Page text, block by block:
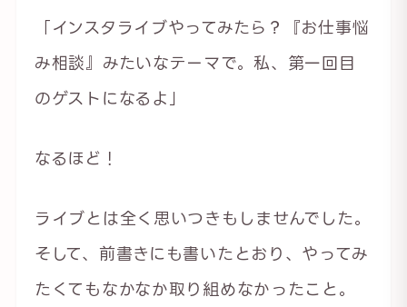
「インスタライブやってみたら？『お仕事悩
み相談』みたいなテーマで。私、第一回目
のゲストになるよ」
なるほど！
ライブとは全く思いつきもしませんでした。
そして、前書きにも書いたとおり、やってみ
たくてもなかなか取り組めなかったこと。